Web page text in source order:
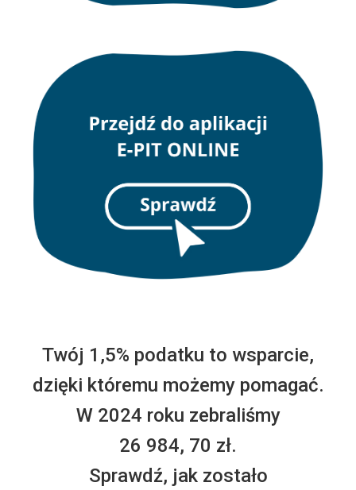
Twój 1,5% podatku to wsparcie,
dzięki któremu możemy pomagać.
W 2024 roku zebraliśmy
26 984, 70 zł.
Sprawdź, jak zostało